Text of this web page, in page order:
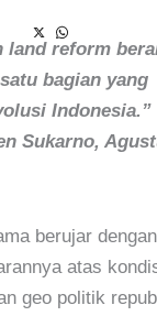
land reform
bagian yang
Indonesia.”
Sukarno,
berujar dengan
atas
geo politik